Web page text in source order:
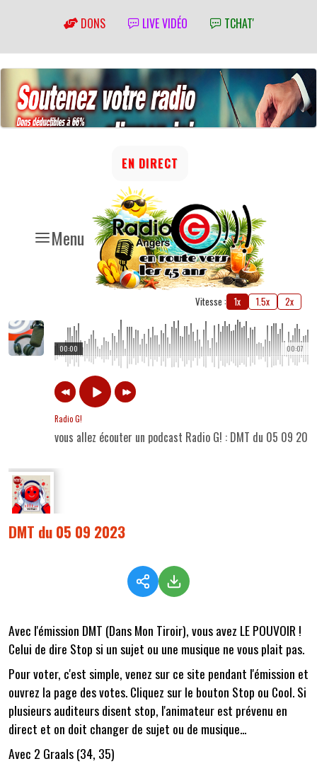
DONS LIVE VIDÉO TCHAT'
Menu
EN DIRECT
Vitesse : 1x 1.5x 2x
00:07
00:00
Radio G!
vous allez écouter un podcast Radio G! : DMT du 05 09
DMT du 05 09 2023
Avec l'émission DMT (Dans Mon Tiroir), vous avez LE POUVOIR !
Celui de dire Stop si un sujet ou une musique ne vous plait pas.
Pour voter, c'est simple, venez sur ce site pendant l'émission et
ouvrez la page des votes. Cliquez sur le bouton Stop ou Cool. Si
plusieurs auditeurs disent stop, l'animateur est prévenu en
direct et on doit changer de sujet ou de musique...
Avec 2 Graals (34, 35)